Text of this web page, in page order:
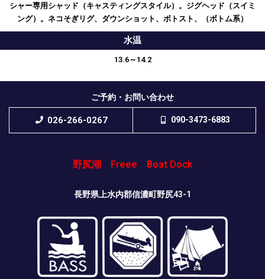
シャー専用シャッド（キャスティングスタイル）。ジグヘッド（スイミ
ング）。ネコそぎリグ、ダウンショット、ボトスト、（ボトム系）
水温
13.6～14.2
ご予約・お問い合わせ
026-266-0267 090-3473-6883
野尻湖 Freee Boat Dock
長野県上水内郡信濃町野尻43-1